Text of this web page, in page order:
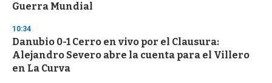
Guerra Mundial
10:34
Danubio 0-1 Cerro en vivo por el Clausura:
Alejandro Severo abre la cuenta para el Villero
en La Curva